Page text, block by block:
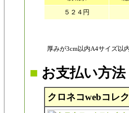
５２４円
厚みが3cm以内A4サイズ以
■ お支払い方法
クロネコwebコレ